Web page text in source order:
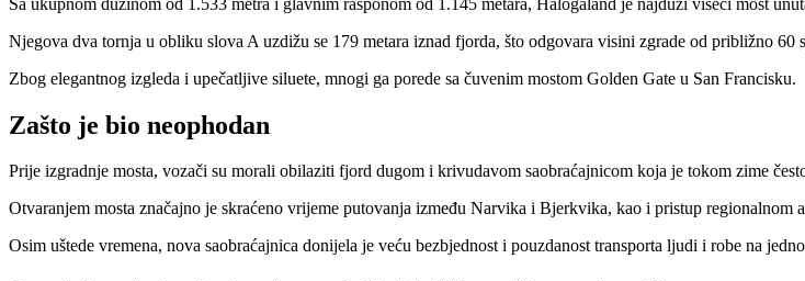
Njegova dva tornja u obliku slova A uzdižu se 179 metara iznad fjorda, što odgovara visini zgrade od približno 60
Zbog elegantnog izgleda i upečatljive siluete, mnogi ga porede sa čuvenim mostom Golden Gate u San Francisku.
Zašto je bio neophodan
Prije izgradnje mosta, vozači su morali obilaziti fjord dugom i krivudavom saobraćajnicom koja je tokom zime
Otvaranjem mosta značajno je skraćeno vrijeme putovanja između Narvika i Bjerkvika, kao i pristup regionalnom
Osim uštede vremena, nova saobraćajnica donijela je veću bezbjednost i pouzdanost transporta ljudi i robe na